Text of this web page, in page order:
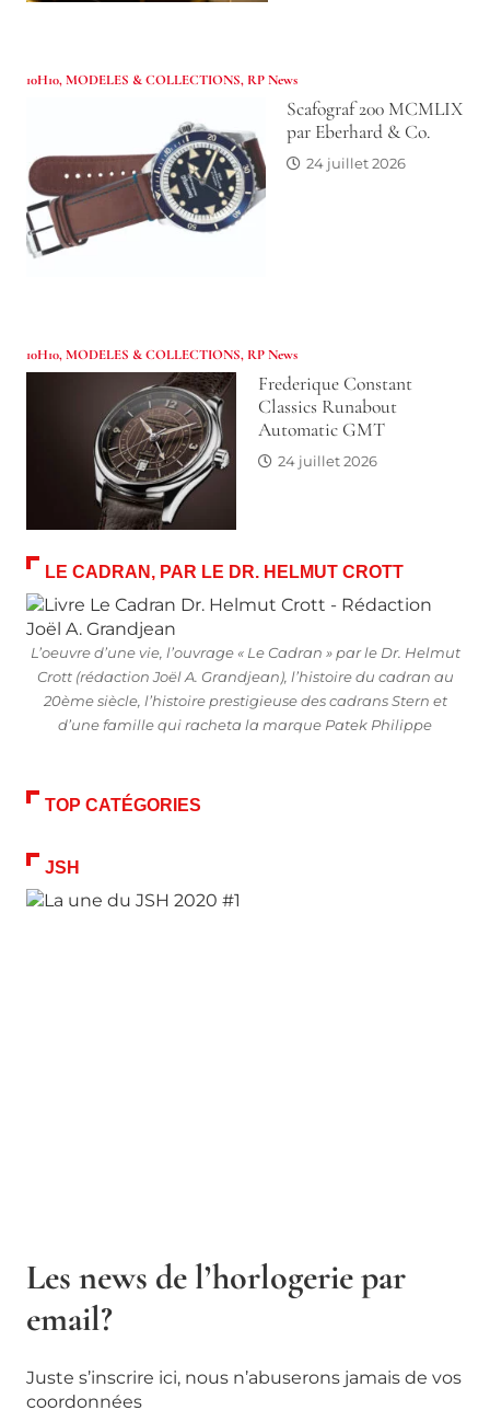
10H10,MODELES & COLLECTIONS, RP News
Scafograf 200 MCMLIX
par Eberhard & Co.
24 juillet 2026
10H10,MODELES & COLLECTIONS, RP News
Frederique Constant
Classics Runabout
Automatic GMT
24 juillet 2026
LE CADRAN, PAR LE DR. HELMUT CROTT
L’oeuvre d’une vie, l’ouvrage « Le Cadran » par le Dr. Helmut
Crott (rédaction Joël A. Grandjean), l’histoire du cadran au
20ème siècle, l’histoire prestigieuse des cadrans Stern et
d’une famille qui racheta la marque Patek Philippe
TOP CATÉGORIES
JSH
Les news de l’horlogerie par
email?
Juste s’inscrire ici, nous n’abuserons jamais de vos
coordonnées